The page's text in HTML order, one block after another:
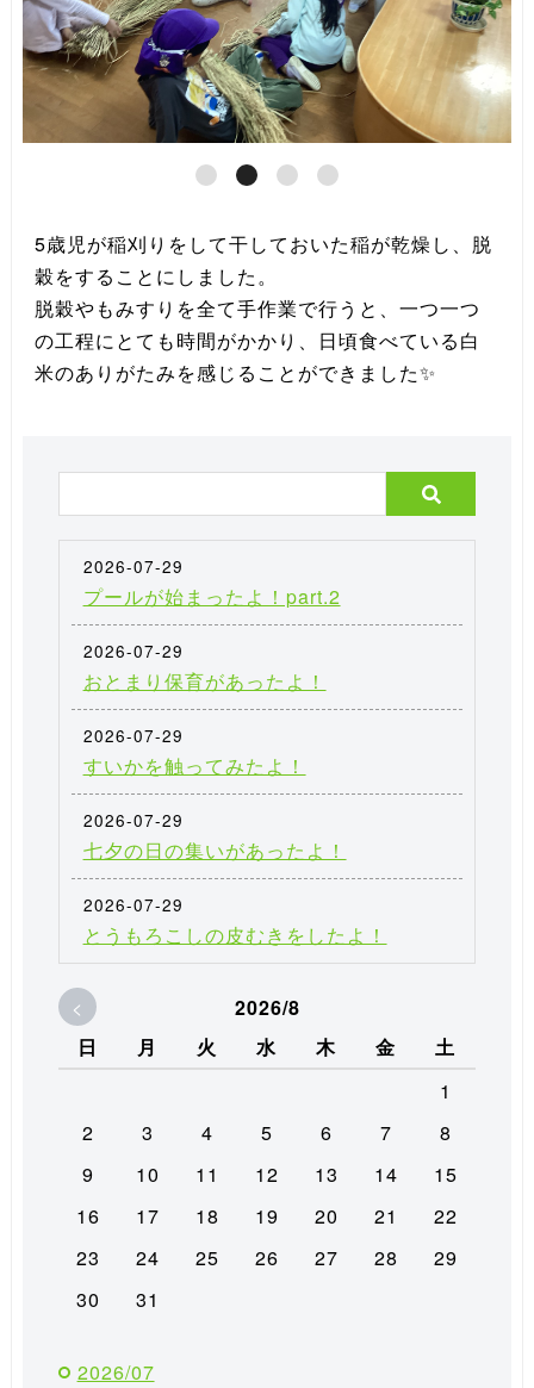
5歳児が稲刈りをして干しておいた稲が乾燥し、脱
穀をすることにしました。
脱穀やもみすりを全て手作業で行うと、一つ一つ
の工程にとても時間がかかり、日頃食べている白
米のありがたみを感じることができました✨
2026-07-29
プールが始まったよ！part.2
2026-07-29
おとまり保育があったよ！
2026-07-29
すいかを触ってみたよ！
2026-07-29
七夕の日の集いがあったよ！
2026-07-29
とうもろこしの皮むきをしたよ！
<
2026/8
日
月 火 水 木 金
土
1
2
3 4 5 6 7
8
9
10 11 12 13 14
15
16
17 18 19 20 21
22
23
24 25 26 27 28
29
30
31
2026/07